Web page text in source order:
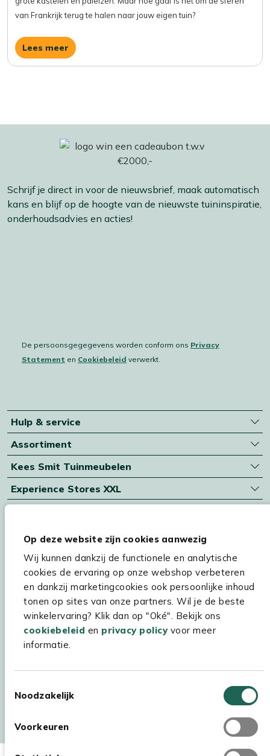
Op deze website zijn cookies aanwezig
Wij kunnen dankzij de functionele en analytische
cookies de ervaring op onze webshop verbeteren
en dankzij marketingcookies ook persoonlijke inhoud
tonen op sites van onze partners. Wil je de beste
winkelervaring? Klik dan op "Oké". Bekijk ons
cookiebeleid en privacy policyvoor meer
informatie.
Noodzakelijk
Voorkeuren
van Frankrijk terug te halen naar jouw eigen tuin?
Lees meer
Schrijf je direct in voor de nieuwsbrief, maak automatisch
kans en blijf op de hoogte van de nieuwste tuininspiratie,
onderhoudsadvies en acties!
De persoonsgegegevens worden conform ons Privacy
Statement en Cookiebeleid verwerkt.
Hulp & service
Assortiment
Kees Smit Tuinmeubelen
Experience Stores XXL
Cookiebeleid